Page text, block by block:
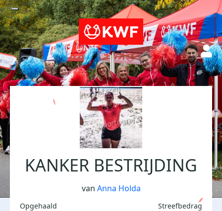
KANKER BESTRIJDING
van Anna Holda
Opgehaald Streefbedrag